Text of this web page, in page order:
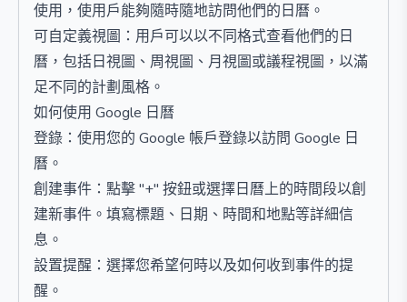
使用，使用戶能夠隨時隨地訪問他們的日曆。
可自定義視圖：用戶可以以不同格式查看他們的日
曆，包括日視圖、周視圖、月視圖或議程視圖，以滿
足不同的計劃風格。
如何使用 Google 日曆
登錄：使用您的 Google 帳戶登錄以訪問 Google 日
曆。
創建事件：點擊 "+" 按鈕或選擇日曆上的時間段以創
建新事件。填寫標題、日期、時間和地點等詳細信
息。
設置提醒：選擇您希望何時以及如何收到事件的提
醒。